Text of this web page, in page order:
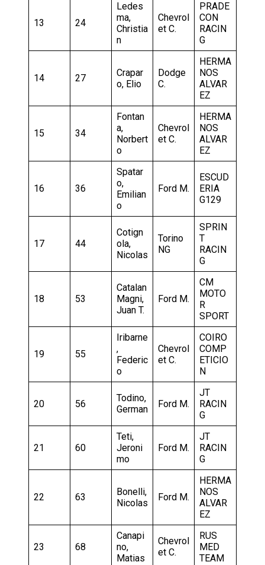
13 24
Ledes
ma,
Christia
n
Chevrol
et C.
PRADE
CON
RACIN
G
14 27
Crapar
o, Elio
Dodge
C.
HERMA
NOS
ALVAR
EZ
15 34
Fontan
a,
Norbert
o
Chevrol
et C.
HERMA
NOS
ALVAR
EZ
16 36
Spatar
o,
Emilian
o
Ford M.
ESCUD
ERIA
G129
17 44
Cotign
ola,
Nicolas
Torino
NG
SPRIN
T
RACIN
G
18 53
Catalan
Magni,
Juan T.
Ford M.
CM
MOTO
R
SPORT
19 55
Iribarne
,
Federic
o
Chevrol
et C.
COIRO
COMP
ETICIO
N
20 56
Todino,
German
Ford M.
JT
RACIN
G
21 60
Teti,
Jeroni
mo
Ford M.
JT
RACIN
G
22 63
Bonelli,
Nicolas
Ford M.
HERMA
NOS
ALVAR
EZ
23 68
Canapi
no,
Matias
Chevrol
et C.
RUS
MED
TEAM